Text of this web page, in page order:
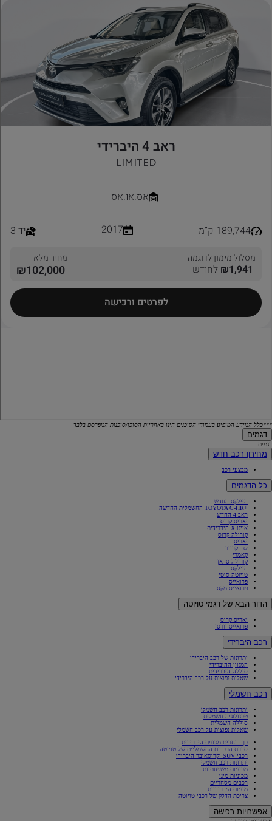
***כלל המידע המופיע בעמודי הסוכנים הינו באחריות הסוכן/סוכנות המפרסם בלבד
דגמים
דגמים
מחירון רכב חדש
מבצעי רכב
כל הדגמים
היילקס החדש
+TOYOTA C-HR החשמלית החדשה
ראב 4 החדש
יאריס קרוס
אייגו X היברידית
קורולה קרוס
יאריס
לנד קרוזר
קאמרי
קורולה סדאן
היילקס
טויוטה סיטי
פרואייס
פרואייס מקס
הדור הבא של דגמי טויוטה
יאריס קרוס
פרואייס וורסו
רכב היברידי
יתרונות של רכב היברידי
המגוון ההיברידי
סוללה היברידית
שאלות נפוצות על רכב היברידי
רכב חשמלי
יתרונות רכב חשמלי
טכנולוגיה חשמלית
סוללה חשמלית
שאלות נפוצות על רכב חשמלי
כך בוחרים מכונית היברידית
סדרת הרכבים החשמליים של טויוטה
רכבי SUV וקרוסאובר היברידי
יתרונות רכב חשמלי
מכוניות משפחתיות
מכוניות מיני
רכבים מסחריים
מוניות היברידיות
צריכת הדלק של רכבי טויוטה
אפשרויות רכישה